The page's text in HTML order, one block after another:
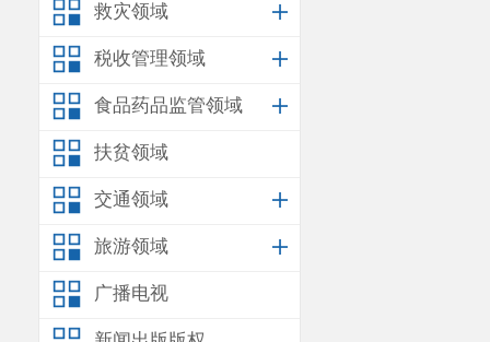
救灾领域
税收管理领域
食品药品监管领域
扶贫领域
交通领域
旅游领域
广播电视